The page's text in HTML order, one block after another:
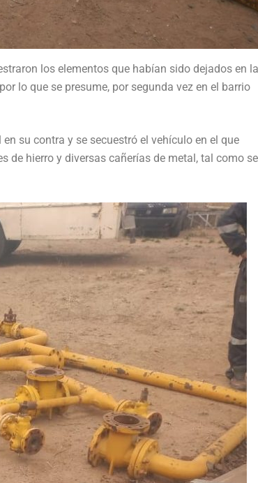
los elementos que habían sido dejados en
lo que se presume, por segunda vez en el barrio
su contra y se secuestró el vehículo en el que
de hierro y diversas cañerías de metal, tal como se